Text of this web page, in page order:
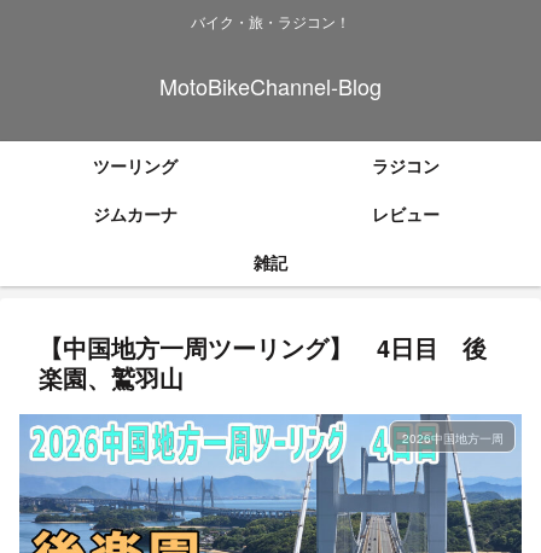
バイク・旅・ラジコン！
MotoBikeChannel-Blog
ツーリング
ラジコン
ジムカーナ
レビュー
雑記
【中国地方一周ツーリング】 4日目 後
楽園、鷲羽山
2026中国地方一周